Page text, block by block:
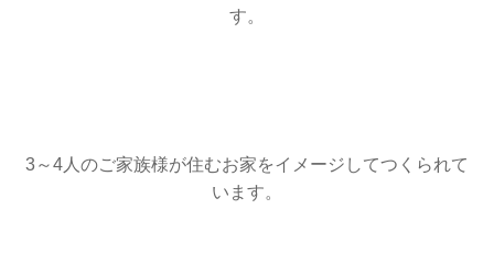
す。
3～4人のご家族様が住むお家をイメージしてつくられて
います。